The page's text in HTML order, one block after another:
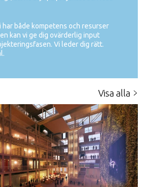
har både kompetens och resurser
kan vi ge dig ovärderlig input
Vi leder dig rätt.
Visa alla